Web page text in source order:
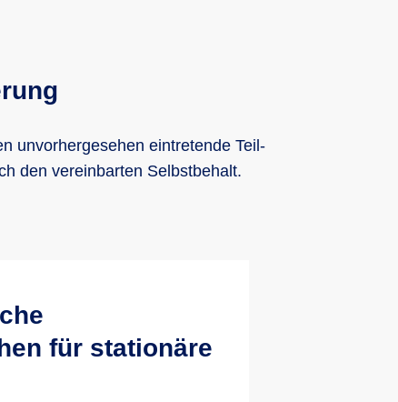
unvorhergesehen eintretende Teil-
den vereinbarten Selbstbehalt.
für stationäre